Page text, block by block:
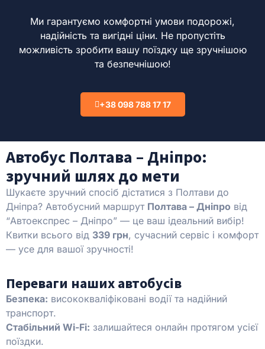
Ми гарантуємо комфортні умови подорожі,
надійність та вигідні ціни. Не пропустіть
можливість зробити вашу поїздку ще зручнішою
та безпечнішою!
+38 098 788 17 17
Автобус Полтава – Дніпро:
зручний шлях до мети
Шукаєте зручний спосіб дістатися з Полтави до
Дніпра? Автобусний маршрут Полтава – Дніпро від
“Автоекспрес – Дніпро” — це ваш ідеальний вибір!
Квитки всього від 339 грн, сучасний сервіс і комфорт
— усе для вашої зручності!
Переваги наших автобусів
Безпека: висококваліфіковані водії та надійний
транспорт.
Стабільний Wi-Fi: залишайтеся онлайн протягом усієї
поїздки.